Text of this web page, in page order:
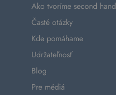
Ako tvoríme second hand
Časté otázky
Kde pomáhame
Udržateľnosť
Blog
Pre médiá